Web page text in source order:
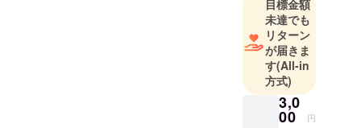
たたかいご
支援よろし
くお願いし
ます！
目標金額
未達でも
リターン
が届きま
す(All-in
方式)
3,0
00 円